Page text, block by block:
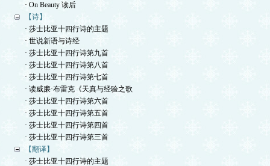
· On Beauty 读后
【诗】
· 莎士比亚十四行诗的主题
· 世说新语与诗经
· 莎士比亚十四行诗第九首
· 莎士比亚十四行诗第八首
· 莎士比亚十四行诗第七首
· 读威廉·布雷克《天真与经验之歌
· 莎士比亚十四行诗第六首
· 莎士比亚十四行诗第五首
· 莎士比亚十四行诗第四首
· 莎士比亚十四行诗第三首
【翻译】
· 莎士比亚十四行诗的主题